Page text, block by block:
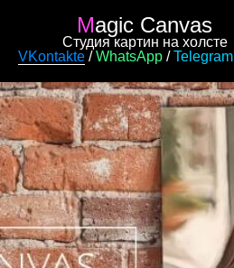
Magic Canvas
Студия картин на холсте
VKontakte /WhatsApp / Telegram